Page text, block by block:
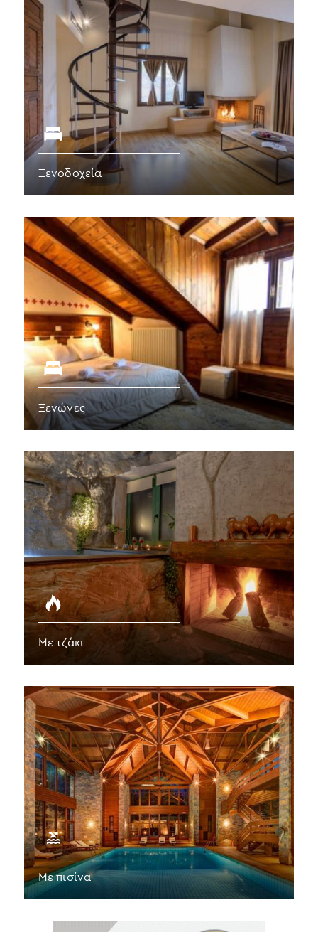
Ξενοδοχεία
Ξενώνες
Με τζάκι
Με πισίνα